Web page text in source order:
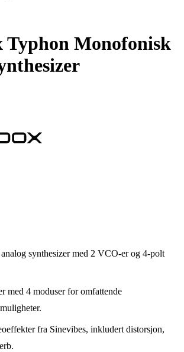
Typhon Monofonisk
synthesizer med 2 VCO-er og 4-polt
med 4 moduser for omfattende
fra Sinevibes, inkludert distorsjon,